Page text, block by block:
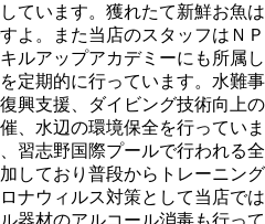
ています。獲れたて新鮮お魚は
よ。また当店のスタッフはＮＰ
ルアップアカデミーにも所属し
定期的に行っています。水難事
興支援、ダイビング技術向上の
、水辺の環境保全を行っていま
習志野国際プールで行われる全
しており普段からトレーニング
ナウィルス対策として当店では
器材のアルコール消毒も行って